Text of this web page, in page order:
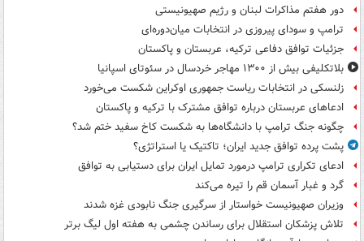
دور هفتم مذاکرات لبنان و رژیم صهیونیستی
ترامپ و سودای پیروزی در انتخابات میان‌دوره‌ای
جزئیات توافق دفاعی ترکیه، عربستان و پاکستان
بلاتکلیفی بیش از ۱۳۰۰ مهاجر خردسال در سئوتای اسپانیا
زلنسکی در انتخابات ریاست جمهوری اوکراین شکست می‌خورد
ادعاهای عربستان درباره توافق مشترک با ترکیه و پاکستان
چگونه جنگ ترامپ با دانشگاه‌ها به شکست کاخ سفید ختم شد؟
پشت پرده توافق جدید ایران؛ تاکتیک یا استراتژی؟
ادعای تکراری ترامپ درمورد تمایل ایران برای دستیابی به توافق
گرد و غبار آسمان قم را تیره می‌کند
وزیران صهیونیست خواستار از سرگیری جنگ نابودی غزه شدند
تلاش پزشکان استقلال برای رساندن چشمی به هفته اول لیگ برتر